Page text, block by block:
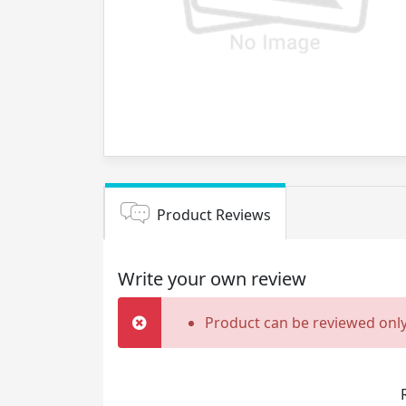
Product Reviews
Write your own review
Product can be reviewed